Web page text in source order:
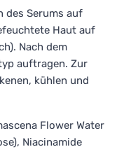
des Serums auf
Haut auf
Nach dem
auftragen. Zur
kühlen und
Flower Water
Niacinamide